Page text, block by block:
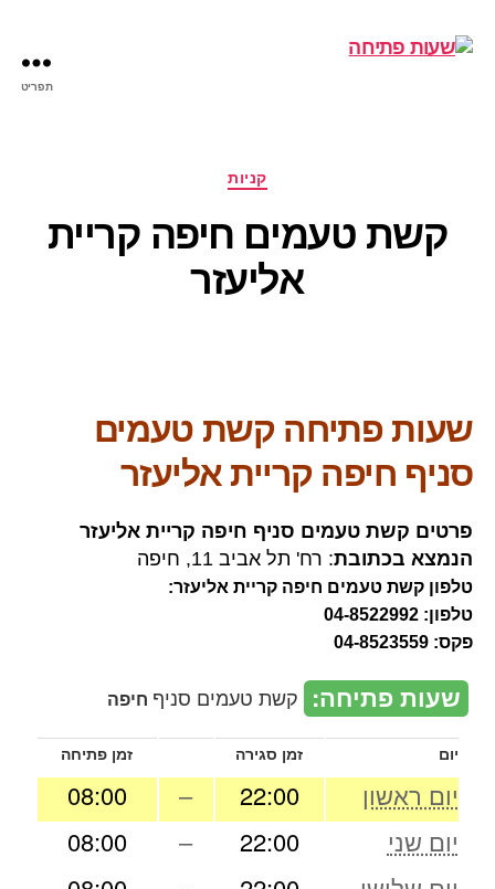
תפריט
קטגוריותקניות
קשת טעמים חיפה קריית
אליעזר
שעות פתיחה קשת טעמים
סניף חיפה קריית אליעזר
פרטים קשת טעמים סניף חיפה קריית אליעזר
הנמצא בכתובת: רח' תל אביב 11, חיפה
טלפון קשת טעמים חיפה קריית אליעזר:
טלפון: 04-8522992
פקס: 04-8523559
שעות פתיחה: קשת טעמים סניף חיפה
יום זמן סגירה זמן פתיחה
יום ראשון 22:00
–
08:00
יום שני
22:00
–
08:00